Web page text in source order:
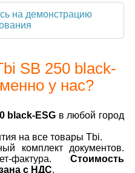
на демонстрацию
SB 250 black-
у нас?
black-ESG в любой город
на все товары Tbi.
комплект документов.
фактура. Стоимость
с НДС.